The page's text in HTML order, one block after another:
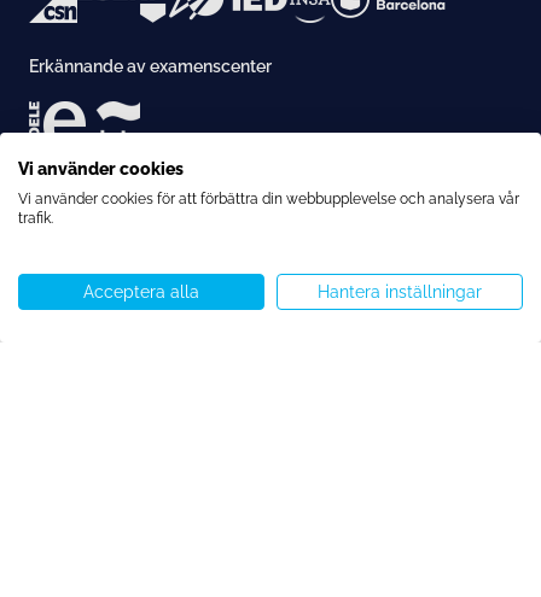
Starta chatt Ring oss WhatsApp Menu
€76€61 per vecka
Boka denna kurs
Erkännande av examenscenter
Ackreditering
Vi använder cookies
Vi använder cookies för att förbättra din webbupplevelse och analysera vår
trafik.
Acceptera alla Hantera inställningar